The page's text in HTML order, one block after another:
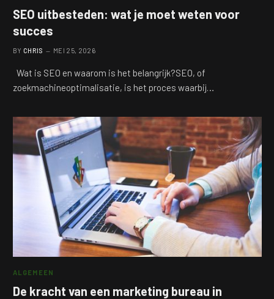
SEO uitbesteden: wat je moet weten voor
succes
BY CHRIS MEI 25, 2026
Wat is SEO en waarom is het belangrijk?SEO, of
zoekmachineoptimalisatie, is het proces waarbij…
ALGEMEEN
De kracht van een marketing bureau in